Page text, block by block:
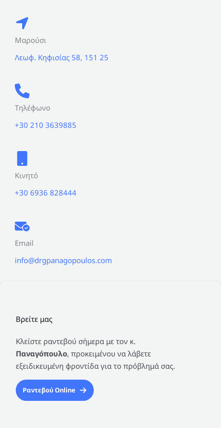
Μαρούσι
Λεωφ. Κηφισίας 58, 151 25
Τηλέφωνο
+30 210 3639885
Κινητό
+30 6936 828444
Email
info@drgpanagopoulos.com
Βρείτε μας
Κλείστε ραντεβού σήμερα με τον κ.
Παναγόπουλο, προκειμένου να λάβετε
εξειδικευμένη φροντίδα για το πρόβλημά σας.
Ραντεβού Online